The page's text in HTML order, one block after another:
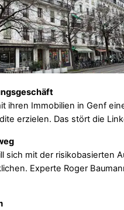
ihren Immobilien in Genf
erzielen. Das stört die
sich mit der risikobasierten
Experte Roger